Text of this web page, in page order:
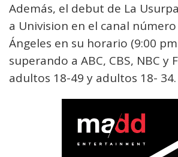
Además, el debut de La
a Univision en el canal número
Ángeles en su horario (9:00
superando a ABC, CBS, NBC y
adultos 18-49 y adultos 18- 34.